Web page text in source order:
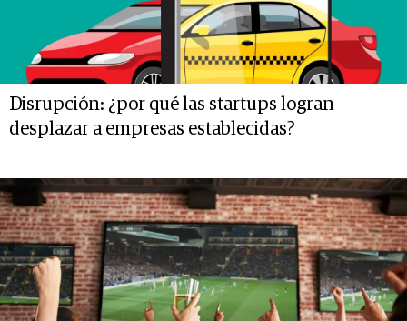
Disrupción: ¿por qué las startups logran
desplazar a empresas establecidas?